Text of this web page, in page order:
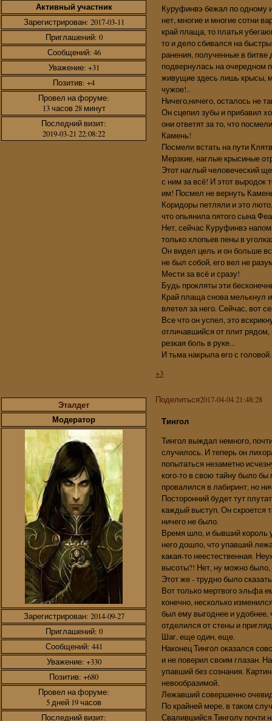
Активный участник
Зарегистрирован: 2017-03-11
Приглашений: 0
Сообщений: 46
Уважение: +31
Позитив: +4
Провел на форуме:
13 часов 28 минут
Последний визит:
2019-03-21 22:08:22
Куруфинвэ бежал по одному
нет, многие и многие сотни
край плаща, то платья
то и дело сбивался на
ранения, полученные в битве
подвернулась на очередном
живущие здесь лишь крысы,
чужое!..
Ничего,ничего, осталось не
Он сцепил зубы и прибавил
они ответят за то, что
Камень!
Посмели встать на пути
Мерзкие, наглые крысиные
Этот наглый человеческий
с ним за всё! И этот выродок
им! Посмел не вернуть
Коридоры петляли и это
что опьянила пятого сына
Нет, сейчас Куруфинвэ
только хлопьев пены в
Он видел цель и он больше
не был собой, его вел не
Мести за всё и сразу!
Будь прокляты эти
Край плаща снова мелькнул
влетел за него. Сейчас, вот
Все что он успел, это
отличавшийся от плит
резкая боль в руке...
И тьма накрыла его с головой.
+3
Поделиться2017-04-04 21:48:28
Эталдет
Модератор
Зарегистрирован: 2014-09-27
Приглашений: 0
Сообщений: 441
Уважение: +330
Позитив: +680
Провел на форуме:
5 дней 19 часов
Последний визит:
Тингол
Тингол выждал немного,
случилось. И теперь он
попытаться незаметно
кого-то в свою тайну было
провалился в лабиринт, но
Посторонний будет тут
каждый выступ. Он скроется
ничего не было.
Время шло, и бывший король
него дошло, что упавший
какая-то неестественная.
высоты?! Нет, ну можно
Этот же - трудно было
Вот только мертвого эльфа
конечно, несколько
был ему выгоднее и удобнее,
отделился от стены и
Шаг, еще один, еще.
Наконец Тингол оказался
и не поверил своим глазан.
упавший без сознания.
невообразимой.
Лежавший совершенно
По крайней мере, в таком
Свалившийся Тинголу почти